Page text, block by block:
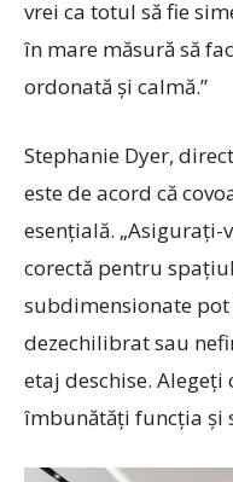
vrei ca totul să fie
în mare măsură să
ordonată și calmă.”
Stephanie Dyer,
este de acord că
esențială. „Asigurați-
corectă pentru spațiul
subdimensionate pot
dezechilibrat sau
etaj deschise.
îmbunătăți funcția și